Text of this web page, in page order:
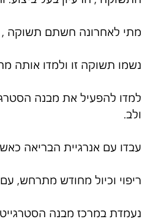
מתי לאחרונה חשתם תשוקה
נשמו תשוקה זו ולמדו אותה
למדו להפעיל את מבנה
ולב.
עבדו עם אנרגיית הבריאה
ריפוי וכיול מחודש מתרחש,
נעמדת במרכז מבנה